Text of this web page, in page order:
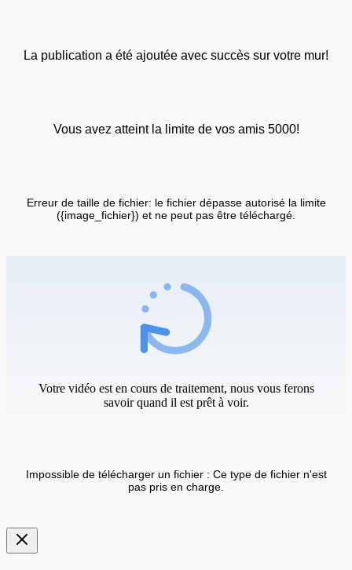
La publication a été ajoutée avec succès sur votre mur!
Vous avez atteint la limite de vos amis 5000!
Erreur de taille de fichier: le fichier dépasse autorisé la limite
({image_fichier}) et ne peut pas être téléchargé.
Votre vidéo est en cours de traitement, nous vous ferons
savoir quand il est prêt à voir.
Impossible de télécharger un fichier : Ce type de fichier n'est
pas pris en charge.